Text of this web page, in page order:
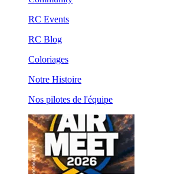
RC Events
RC Blog
Coloriages
Notre Histoire
Nos pilotes de l'équipe